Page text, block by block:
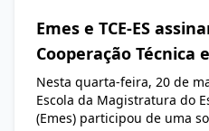
Emes e TCE-ES
Cooperação Técnica
Nesta quarta-feira, 20 de
Escola da Magistratura do
(Emes) participou de uma